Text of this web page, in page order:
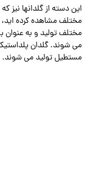
این دسته از گلدانها نیز که
مختلف مشاهده کرده اید،
مختلف تولید و به
می شوند. گلدان
مستطیل تولید می شوند.